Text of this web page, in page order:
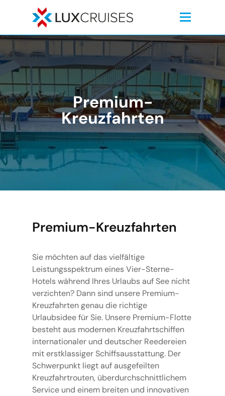
Premium-
Kreuzfahrten
Premium-Kreuzfahrten
Sie möchten auf das vielfältige
Leistungsspektrum eines Vier-Sterne-
Hotels während Ihres Urlaubs auf See nicht
verzichten? Dann sind unsere Premium-
Kreuzfahrten genau die richtige
Urlaubsidee für Sie. Unsere Premium-Flotte
besteht aus modernen Kreuzfahrtschiffen
internationaler und deutscher Reedereien
mit erstklassiger Schiffsausstattung. Der
Schwerpunkt liegt auf ausgefeilten
Kreuzfahrtrouten, überdurchschnittlichem
Service und einem breiten und innovativen